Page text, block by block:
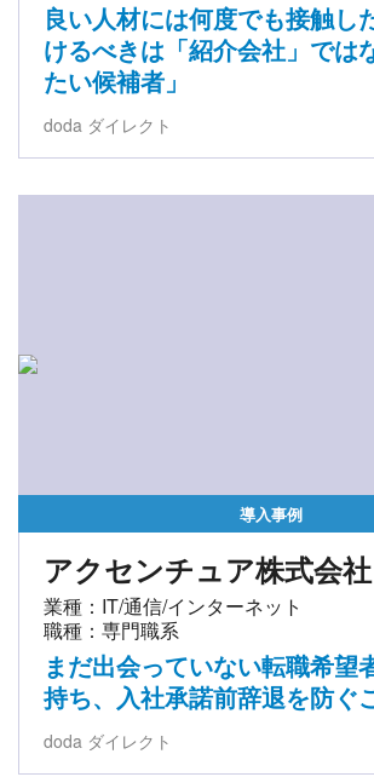
良い人材には何度でも接触し
けるべきは「紹介会社」では
たい候補者」
doda ダイレクト
導入事例
アクセンチュア株式会社
業種：IT/通信/インターネット
職種：専門職系
まだ出会っていない転職希望
持ち、入社承諾前辞退を防ぐ
doda ダイレクト